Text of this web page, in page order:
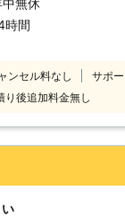
ていただきます！ 【ムカデ駆除
へお任せください
いるので駆除した
れないように対策をした
な害虫・害獣にも対
についてもご相談
サービスのご提供
時間
ンセル料なし サポ
り後追加料金無し